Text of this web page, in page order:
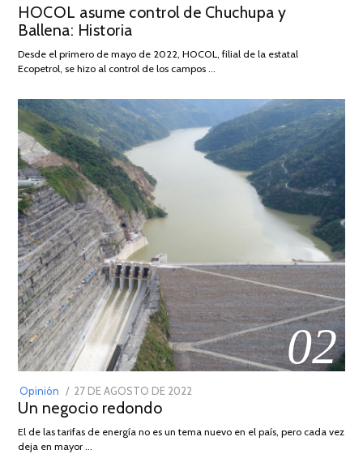
ON
DE
2026
HOCOL asume control de Chuchupa y
Ballena: Historia
Desde el primero de mayo de 2022, HOCOL, filial de la estatal
Ecopetrol, se hizo al control de los campos …
02
Opinión
POSTED
ON
27 DE AGOSTO DE 2022
DE
Un negocio redondo
El de las tarifas de energía no es un tema nuevo en el país, pero cada vez
deja en mayor …